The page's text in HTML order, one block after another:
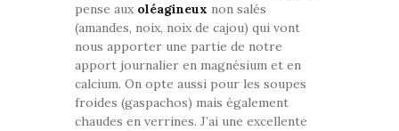
pense aux oléagineux non salés
(amandes, noix, noix de cajou) qui vont
nous apporter une partie de notre
apport journalier en magnésium et en
calcium. On opte aussi pour les soupes
froides (gaspachos) mais également
chaudes en verrines. J’ai une excellente